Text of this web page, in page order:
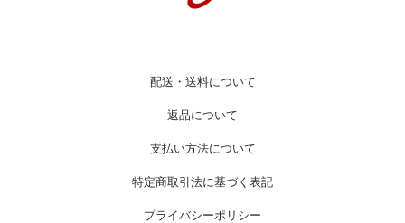
配送・送料について
返品について
支払い方法について
特定商取引法に基づく表記
プライバシーポリシー